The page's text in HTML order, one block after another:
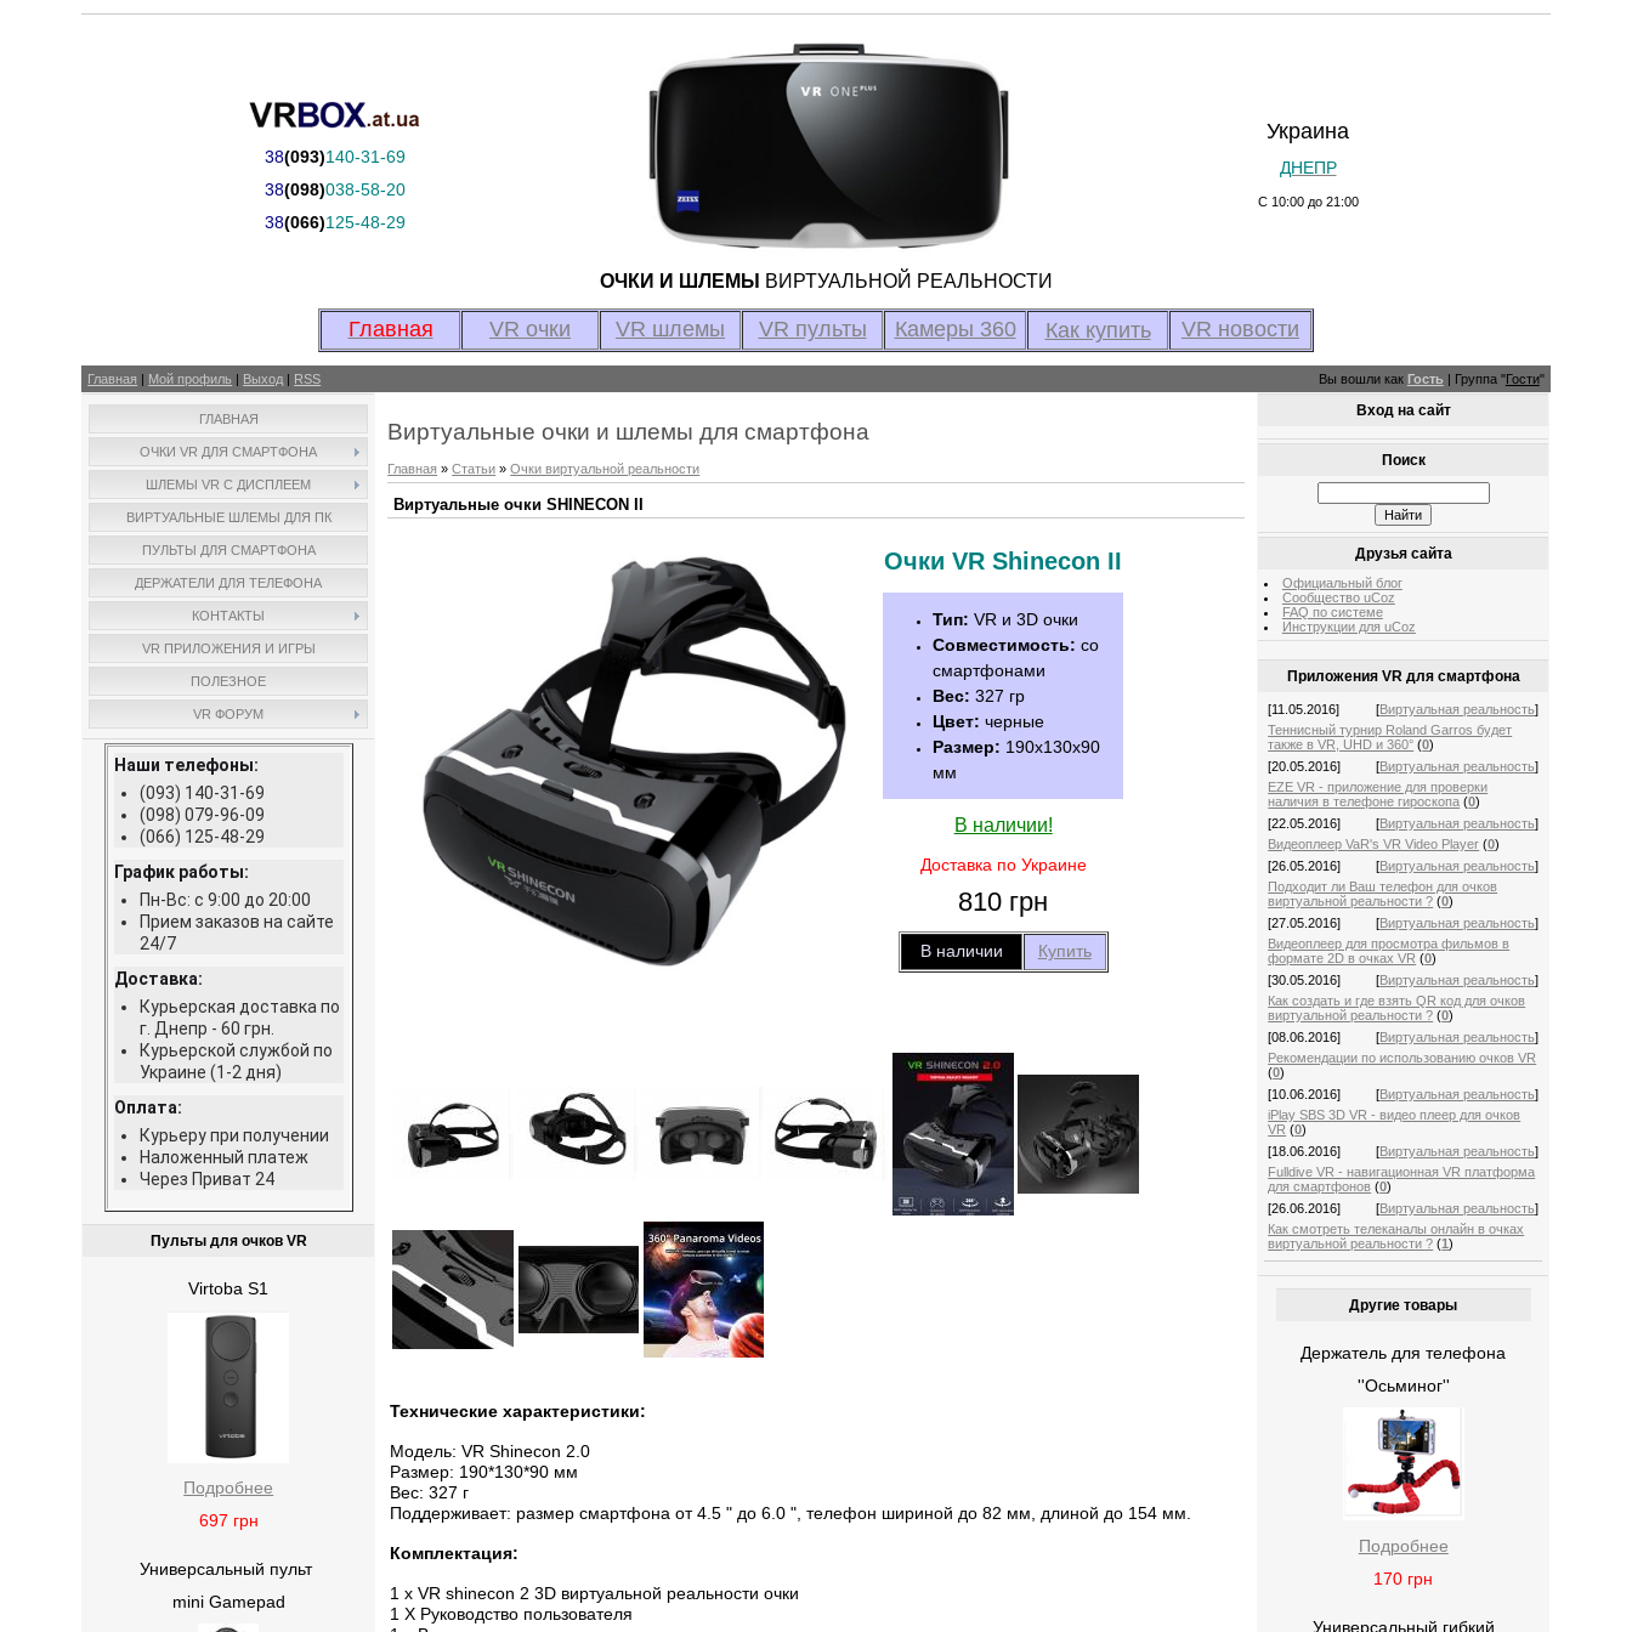
38(093)140-31-69
38(098)038-58-20
38(066)125-48-29
ОЧКИ И ШЛЕМЫ ВИРТУАЛЬНОЙ РЕАЛЬНОСТИ
Украина
ДНЕПР
С 10:00 до 21:00
Главная VR очки VR шлемы VR пульты Камеры 360 Как купить VR новости
Главная | Мой профиль | Выход | RSS Вы вошли как Гость | Группа"Гости"
ГЛАВНАЯ
ОЧКИ VR ДЛЯ СМАРТФОНА
ШЛЕМЫ VR С ДИСПЛЕЕМ
ВИРТУАЛЬНЫЕ ШЛЕМЫ ДЛЯ ПК
ПУЛЬТЫ ДЛЯ СМАРТФОНА
ДЕРЖАТЕЛИ ДЛЯ ТЕЛЕФОНА
КОНТАКТЫ
VR ПРИЛОЖЕНИЯ И ИГРЫ
ПОЛЕЗНОЕ
VR ФОРУМ
Наши телефоны:
(093) 140-31-69
(098) 079-96-09
(066) 125-48-29
График работы:
Пн-Вс: с 9:00 до 20:00
Прием заказов на сайте
24/7
Доставка:
Курьерская доставка по
г. Днепр - 60 грн.
Курьерской службой по
Украине (1-2 дня)
Оплата:
Курьеру при получении
Наложенный платеж
Через Приват 24
Пульты для очков VR
Virtoba S1
Подробнее
697 грн
Универсальный пульт
mini Gamepad
Виртуальные очки и шлемы для смартфона
Главная »Статьи »Очки виртуальной реальности
Виртуальные очки SHINECON II
Очки VR Shinecon II
Тип: VR и 3D очки
Совместимость: со
смартфонами
Вес: 327 гр
Цвет: черные
Размер: 190х130х90
мм
В наличии!
Доставка по Украине
810 грн
В наличии Купить
Технические характеристики:
Модель: VR Shinecon 2.0
Размер: 190*130*90 мм
Вес: 327 г
Поддерживает: размер смартфона от 4.5 " до 6.0 ", телефон шириной до 82 мм, длиной до 154 мм.
Комплектация:
1 x VR shinecon 2 3D виртуальной реальности очки
1 X Руководство пользователя
Вход на сайт
Поиск
Друзья сайта
Официальный блог
Сообщество uCoz
FAQ по системе
Инструкции для uCoz
Приложения VR для смартфона
[11.05.2016] [Виртуальная реальность]
Теннисный турнир Roland Garros будет
также в VR, UHD и 360° (0)
[20.05.2016]
[Виртуальная реальность]
EZE VR - приложение для проверки
наличия в телефоне гироскопа (0)
[22.05.2016]
[Виртуальная реальность]
Видеоплеер VaR's VR Video Player (0)
[26.05.2016]
[Виртуальная реальность]
Подходит ли Ваш телефон для очков
виртуальной реальности ? (0)
[27.05.2016]
[Виртуальная реальность]
Видеоплеер для просмотра фильмов в
формате 2D в очках VR (0)
[30.05.2016]
[Виртуальная реальность]
Как создать и где взять QR код для очков
виртуальной реальности ? (0)
[08.06.2016]
[Виртуальная реальность]
Рекомендации по использованию очков VR
(0)
[10.06.2016]
[Виртуальная реальность]
iPlay SBS 3D VR - видео плеер для очков
VR (0)
[18.06.2016]
[Виртуальная реальность]
Fulldive VR - навигационная VR платформа
для смартфонов (0)
[26.06.2016]
[Виртуальная реальность]
Как смотреть телеканалы онлайн в очках
виртуальной реальности ? (1)
Другие товары
Держатель для телефона
''Осьминог''
Подробнее
170 грн
Универсальный гибкий